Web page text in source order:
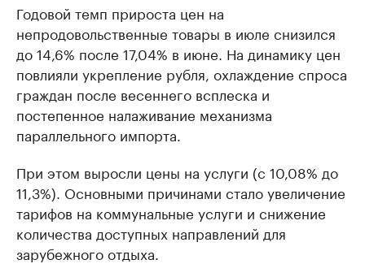
Годовой темп прироста цен на
непродовольственные товары в июле снизился
до 14,6% после 17,04% в июне. На динамику цен
повлияли укрепление рубля, охлаждение спроса
граждан после весеннего всплеска и
постепенное налаживание механизма
параллельного импорта.
При этом выросли цены на услуги (с 10,08% до
11,3%). Основными причинами стало увеличение
тарифов на коммунальные услуги и снижение
количества доступных направлений для
зарубежного отдыха.